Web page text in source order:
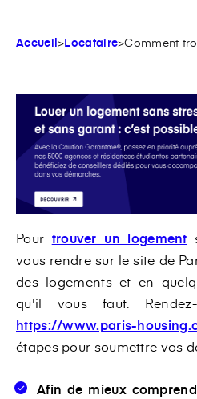
Accueil>Locataire>Comment
Pour trouver un logement
vous rendre sur le site de
des logements et en
qu'il vous faut.
https://www.paris-
étapes pour soumettre vos
Afin de mieux